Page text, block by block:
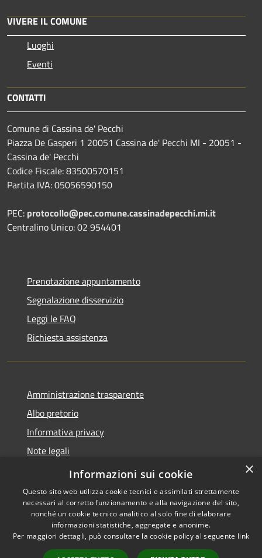
VIVERE IL COMUNE
Luoghi
Eventi
CONTATTI
Comune di Cassina de' Pecchi
Piazza De Gasperi 1 20051 Cassina de' Pecchi MI - 20051 -
Cassina de' Pecchi
Codice Fiscale: 83500570151
Partita IVA: 05056590150
PEC: protocollo@pec.comune.cassinadepecchi.mi.it
Centralino Unico: 02 954401
Prenotazione appuntamento
Segnalazione disservizio
Leggi le FAQ
Richiesta assistenza
Amministrazione trasparente
Albo pretorio
Informativa privacy
Note legali
Dichiarazione di accessibilità
Accessibilità
Copyright © 2026 • Comune di
Cassina de' Pecchi • Powered
×
Informazioni sui cookie
Questo sito web utilizza cookie tecnici e assimilati strettamente
necessari al corretto funzionamento e alla navigazione del sito,
nonché un cookie tecnico analitico al solo fine di elaborare
informazioni statistiche, aggregate e anonime.
Per maggiori dettagli, può consultare la cookie policy al seguente link